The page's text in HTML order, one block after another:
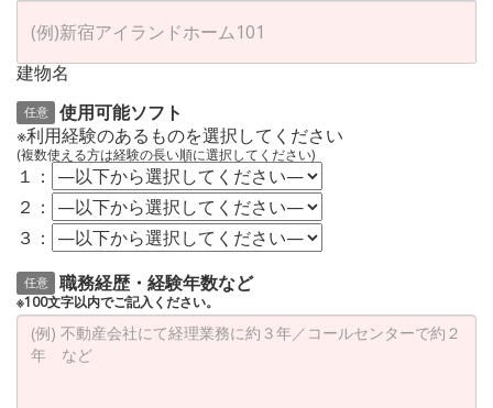
建物名
任意
使用可能ソフト
※利用経験のあるものを選択してください
(複数使える方は経験の長い順に選択してください)
１：
２：
３：
任意 職務経歴・経験年数など
※100文字以内でご記入ください。